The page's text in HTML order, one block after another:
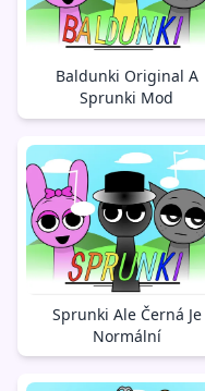
Baldunki Original A
Sprunki Mod
Sprunki Ale Černá Je
Normální